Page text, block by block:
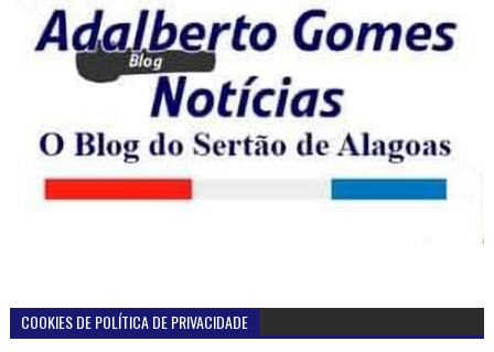
COOKIES DE POLÍTICA DE PRIVACIDADE